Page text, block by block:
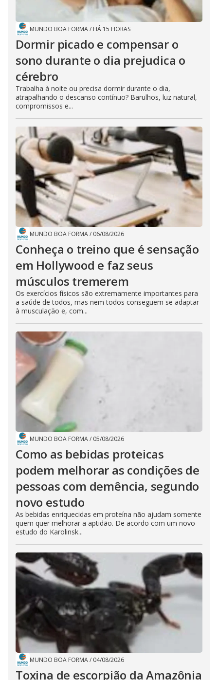
MUNDO BOA FORMA/ HÁ 15 HORAS
Dormir picado e compensar o
sono durante o dia prejudica o
cérebro
Trabalha à noite ou precisa dormir durante o dia,
atrapalhando o descanso contínuo? Barulhos, luz natural,
compromissos e...
MUNDO BOA FORMA/ 06/08/2026
Conheça o treino que é sensação
em Hollywood e faz seus
músculos tremerem
Os exercícios físicos são extremamente importantes para
a saúde de todos, mas nem todos conseguem se adaptar
à musculação e, com...
MUNDO BOA FORMA/ 05/08/2026
Como as bebidas proteicas
podem melhorar as condições de
pessoas com demência, segundo
novo estudo
As bebidas enriquecidas em proteína não ajudam somente
quem quer melhorar a aptidão. De acordo com um novo
estudo do Karolinsk...
MUNDO BOA FORMA/ 04/08/2026
Toxina de escorpião da Amazônia